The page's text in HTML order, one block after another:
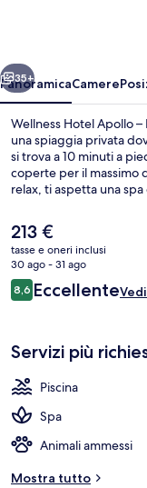
Hotels
&
Spa,
Portorož
Avanti
35+
PanoramicaCamere
Wellness Hotel Apollo
una spiaggia privata
si trova a 10 minuti a
coperte per il massimo
relax, ti aspetta una
uno spuntino, mentre
meglio del bar/lounge.
sono gli altri punti di
Il
prezzo
attuale
è
213 €
213 €
tasse e oneri inclusi
30 ago - 31 ago
Recensioni
8,68,6 su 10
Eccellente
Servizi più
Piscina
Spa
Animali ammessi
Mostra tutto